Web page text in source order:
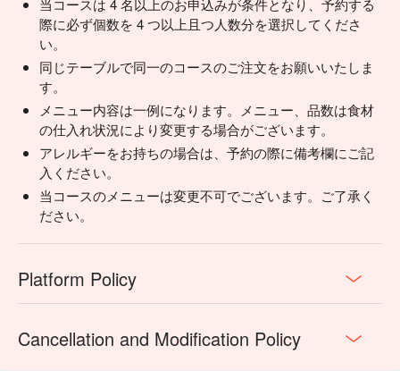
当コースは 4 名以上のお申込みが条件となり、予約する
際に必ず個数を 4 つ以上且つ人数分を選択してくださ
い。
同じテーブルで同一のコースのご注文をお願いいたしま
す。
メニュー内容は一例になります。メニュー、品数は食材
の仕入れ状況により変更する場合がございます。
アレルギーをお持ちの場合は、予約の際に備考欄にご記
入ください。
当コースのメニューは変更不可でございます。ご了承く
ださい。
Platform Policy
Cancellation and Modification Policy